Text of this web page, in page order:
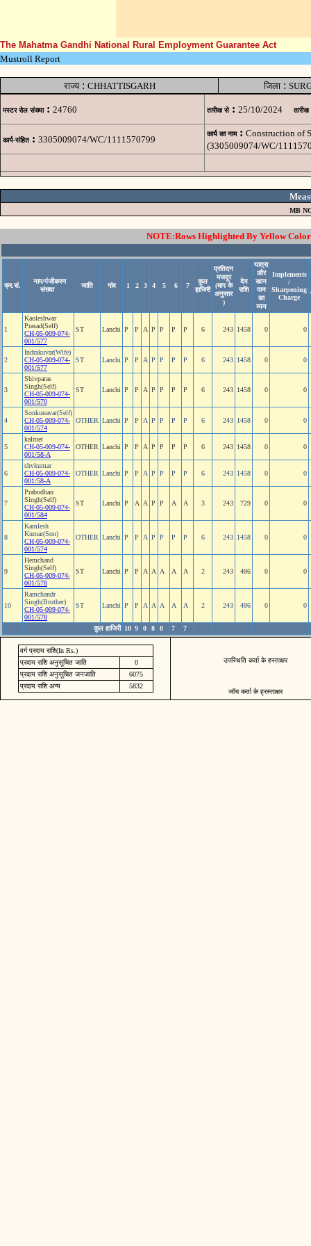
The Mahatma Gandhi National Rural Employment Guarantee Act
Mustroll Report
राज्य: CHHATTISGARH जिला :
मस्टर रोल संख्या : 24760 तारीख से : 25/10/2024 तारीख
कार्य-संहित : 3305009074/WC/1111570799
कार्य का नाम : Construction of
(3305009074/WC/
MB
NOTE:Rows Highlighted By Yellow
क्र.सं.
नाम/पंजीकरण
संख्या
जाति गांव 1 2 3 4 5 6 7
कुल
हाजिरी
प्रतिदन
मजदूर
(माप के
अनुसार
)
देय
राशि
यात्रा
और
खान
पान
का
व्यय
Implements
/
Sharpening
Charge
1
Kaoleshwar
Prasad(Self)
CH-05-009-074-
001/577
ST Lanchi P P A P P P P 6 243 1458 0 0
2
Indrakuvar(Wife)
CH-05-009-074-
001/577
ST Lanchi P P A P P P P 6 243 1458 0 0
3
Shivparas
Singh(Self)
CH-05-009-074-
001/570
ST Lanchi P P A P P P P 6 243 1458 0 0
4
Sonkunavar(Self)
CH-05-009-074-
001/574
OTHER Lanchi P P A P P P P 6 243 1458 0 0
5
kalmet
CH-05-009-074-
001/58-A
OTHER Lanchi P P A P P P P 6 243 1458 0 0
6
shvkumar
CH-05-009-074-
001/58-A
OTHER Lanchi P P A P P P P 6 243 1458 0 0
7
Prabodhan
Singh(Self)
CH-05-009-074-
001/584
ST Lanchi P A A P P A A 3 243 729 0 0
8
Kamlesh
Kumar(Son)
CH-05-009-074-
001/574
OTHER Lanchi P P A P P P P 6 243 1458 0 0
9
Hemchand
Singh(Self)
CH-05-009-074-
001/578
ST Lanchi P P A A A A A 2 243 486 0 0
10
Ramchandr
Singh(Brother)
CH-05-009-074-
001/578
ST Lanchi P P A A A A A 2 243 486 0 0
कुल हाजिरी 10 9 0 8 8 7 7
वर्ग प्रदाय राशि(In Rs.)
प्रदाय राशि अनुसूचित जाति
0
प्रदाय राशि अनुसूचित जनजाति
6075
प्रदाय राशि अन्य
5832
उपस्थिति कर्ता के हस्ताक्षर
जॉच कर्ता के ह्रस्ताक्षर